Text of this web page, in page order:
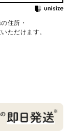
住所・
ただけます。